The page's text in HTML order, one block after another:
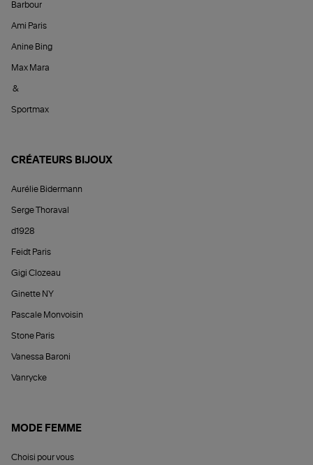
Barbour
Ami Paris
Anine Bing
Max Mara
&
Sportmax
CRÉATEURS BIJOUX
Aurélie Bidermann
Serge Thoraval
d1928
Feidt Paris
Gigi Clozeau
Ginette NY
Pascale Monvoisin
Stone Paris
Vanessa Baroni
Vanrycke
MODE FEMME
Choisi pour vous